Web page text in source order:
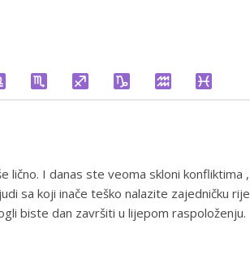
lično. I danas ste veoma skloni konfliktima
sa koji inače teško nalazite zajedničku
biste dan završiti u lijepom raspoloženju.